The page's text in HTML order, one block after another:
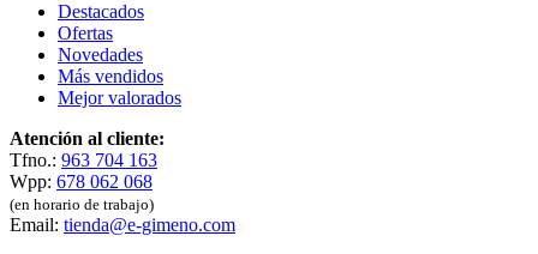
Destacados
Ofertas
Novedades
Más vendidos
Mejor valorados
Atención al cliente:
Tfno.: 963 704 163
Wpp: 678 062 068
(en horario de trabajo)
Email: tienda@e-gimeno.com